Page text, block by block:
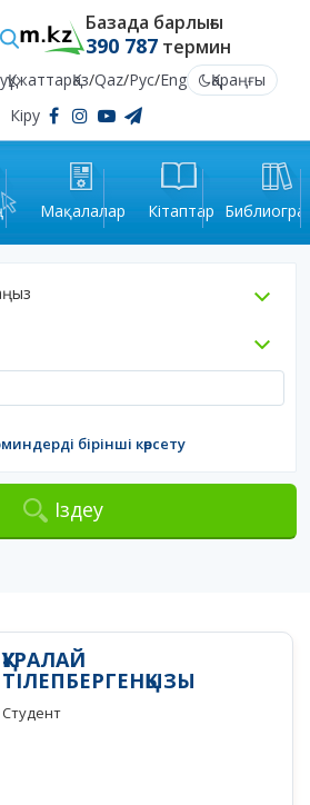
Базада барлығы
390 787термин
ҚұжаттарҚаз/Qaz/Рус/Eng
Қараңғы
Кіру
Мақалалар Кітаптар
бірінші көрсету
Іздеу
ҚҰРАЛАЙ
ТІЛЕПБЕРГЕНҚЫЗЫ
Студент